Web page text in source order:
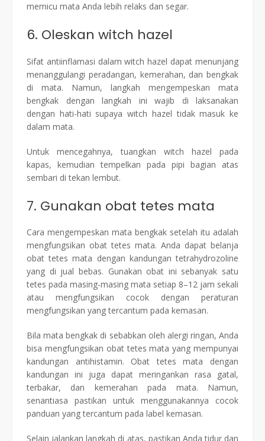
memicu mata Anda lebih relaks dan segar.
6. Oleskan witch hazel
Sifat antiinflamasi dalam witch hazel dapat menunjang
menanggulangi peradangan, kemerahan, dan bengkak
di mata. Namun, langkah mengempeskan mata
bengkak dengan langkah ini wajib di laksanakan
dengan hati-hati supaya witch hazel tidak masuk ke
dalam mata.
Untuk mencegahnya, tuangkan witch hazel pada
kapas, kemudian tempelkan pada pipi bagian atas
sembari di tekan lembut.
7. Gunakan obat tetes mata
Cara mengempeskan mata bengkak setelah itu adalah
mengfungsikan obat tetes mata. Anda dapat belanja
obat tetes mata dengan kandungan tetrahydrozoline
yang di jual bebas. Gunakan obat ini sebanyak satu
tetes pada masing-masing mata setiap 8–12 jam sekali
atau mengfungsikan cocok dengan peraturan
mengfungsikan yang tercantum pada kemasan.
Bila mata bengkak di sebabkan oleh alergi ringan, Anda
bisa mengfungsikan obat tetes mata yang mempunyai
kandungan antihistamin. Obat tetes mata dengan
kandungan ini juga dapat meringankan rasa gatal,
terbakar, dan kemerahan pada mata. Namun,
senantiasa pastikan untuk menggunakannya cocok
panduan yang tercantum pada label kemasan.
Selain jalankan langkah di atas, pastikan Anda tidur dan